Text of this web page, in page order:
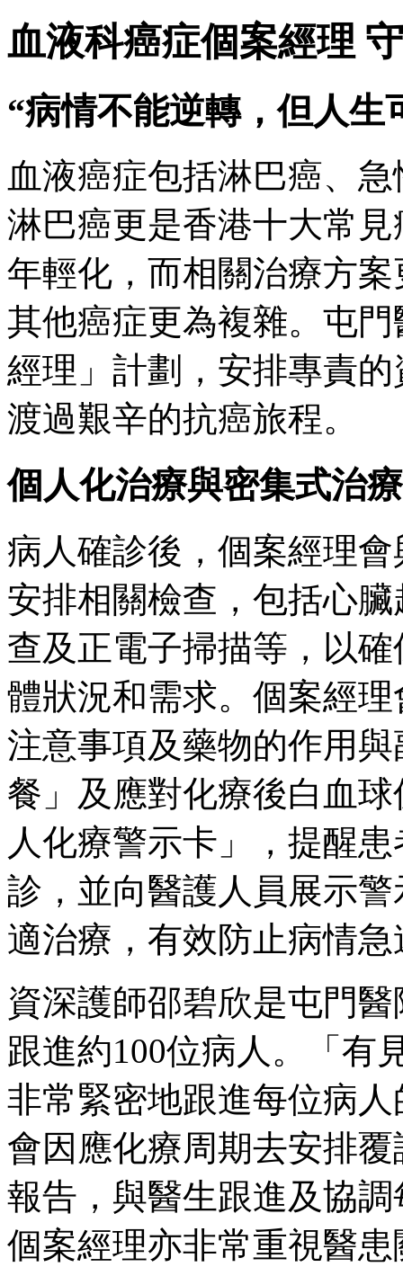
血液科癌症個案經理
“病情不能逆轉，但人生
血液癌症包括淋巴癌、
淋巴癌更是香港十大常
年輕化，而相關治療方
其他癌症更為複雜。屯
經理」計劃，安排專責
渡過艱辛的抗癌旅程。
個人化治療與密集式治
病人確診後，個案經理
安排相關檢查，包括心
查及正電子掃描等，以
體狀況和需求。個案經
注意事項及藥物的作用
餐」及應對化療後白血
人化療警示卡」，提醒
診，並向醫護人員展示
適治療，有效防止病情
資深護師邵碧欣是屯門
跟進約100位病人。「有
非常緊密地跟進每位病
會因應化療周期去安排
報告，與醫生跟進及協
個案經理亦非常重視醫